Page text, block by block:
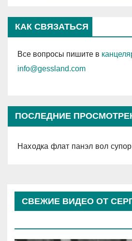
КАК СВЯЗАТЬСЯ
Все вопросы пишите в
info@gessland.com
ПОСЛЕДНИЕ
Находка флат панэл вол
СВЕЖИЕ ВИДЕО ОТ